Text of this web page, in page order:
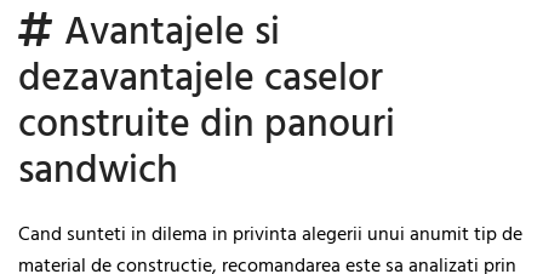
Avantajele si
dezavantajele caselor
construite din panouri
sandwich
Cand sunteti in dilema in privinta alegerii unui anumit tip de
material de constructie, recomandarea este sa analizati prin